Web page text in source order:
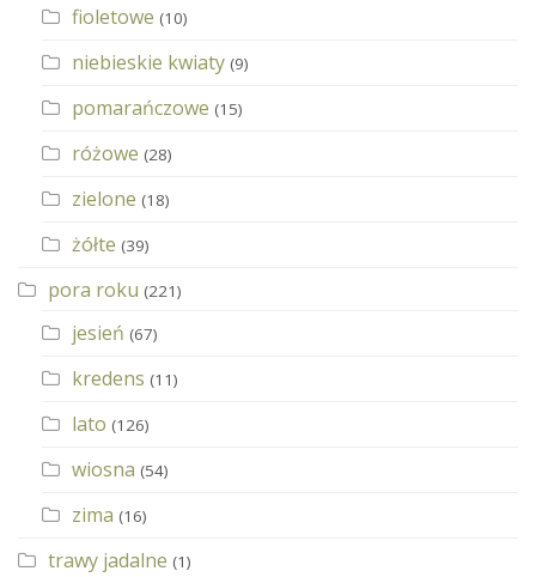
fioletowe (10)
niebieskie kwiaty (9)
pomarańczowe (15)
różowe (28)
zielone (18)
żółte (39)
pora roku (221)
jesień (67)
kredens (11)
lato (126)
wiosna (54)
zima (16)
trawy jadalne (1)